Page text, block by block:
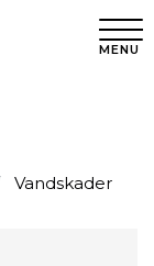
MENU
Vandskader